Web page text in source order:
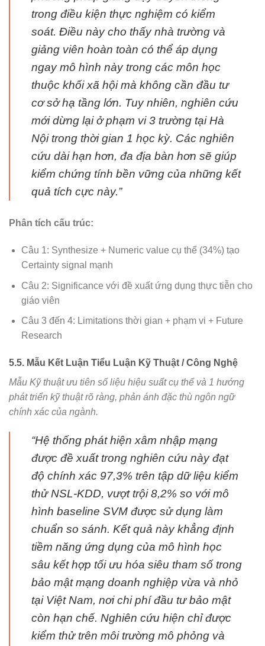
trong điều kiện thực nghiệm có kiểm
soát. Điều này cho thấy nhà trường và
giảng viên hoàn toàn có thể áp dụng
ngay mô hình này trong các môn học
thuộc khối xã hội mà không cần đầu tư
cơ sở hạ tầng lớn. Tuy nhiên, nghiên cứu
mới dừng lại ở phạm vi 3 trường tại Hà
Nội trong thời gian 1 học kỳ. Các nghiên
cứu dài hạn hơn, đa địa bàn hơn sẽ giúp
kiểm chứng tính bền vững của những kết
quả tích cực này.”
Phân tích cấu trúc:
Câu 1: Synthesize + Numeric value cụ thể (34%) tạo
Certainty signal mạnh
Câu 2: Significance với đề xuất ứng dụng thực tiễn cho
giáo viên
Câu 3 đến 4: Limitations thời gian + phạm vi + Future
Research
5.5. Mẫu Kết Luận Tiểu Luận Kỹ Thuật / Công Nghệ
Mẫu Kỹ thuật ưu tiên số liệu hiệu suất cụ thể và 1 hướng
phát triển kỹ thuật rõ ràng, phản ánh đặc thù ngôn ngữ
chính xác của ngành.
“Hệ thống phát hiện xâm nhập mạng
được đề xuất trong nghiên cứu này đạt
độ chính xác 97,3% trên tập dữ liệu kiểm
thử NSL-KDD, vượt trội 8,2% so với mô
hình baseline SVM được sử dụng làm
chuẩn so sánh. Kết quả này khẳng định
tiềm năng ứng dụng của mô hình học
sâu kết hợp tối ưu hóa siêu tham số trong
bảo mật mạng doanh nghiệp vừa và nhỏ
tại Việt Nam, nơi chi phí đầu tư bảo mật
còn hạn chế. Nghiên cứu hiện chỉ được
kiểm thử trên môi trường mô phỏng và